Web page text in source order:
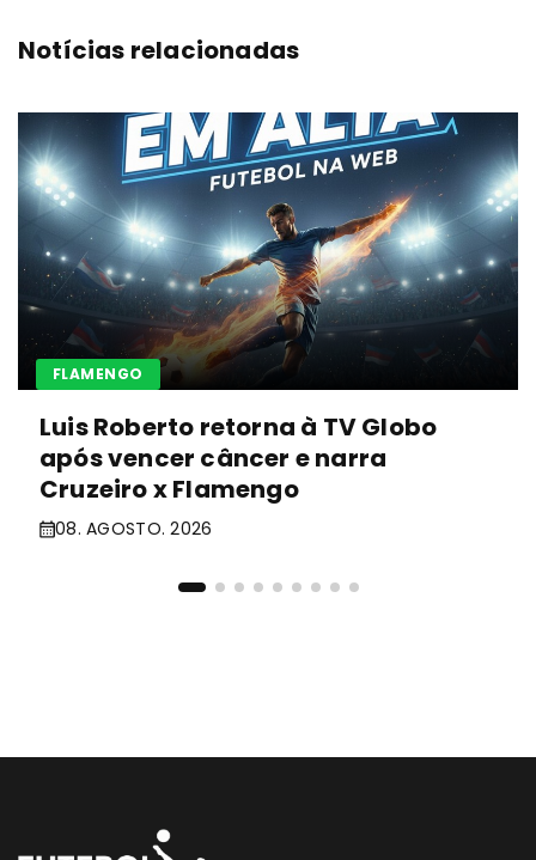
Notícias relacionadas
FLAMENGO
Luis Roberto retorna à TV Globo
após vencer câncer e narra
Cruzeiro x Flamengo
08. AGOSTO. 2026